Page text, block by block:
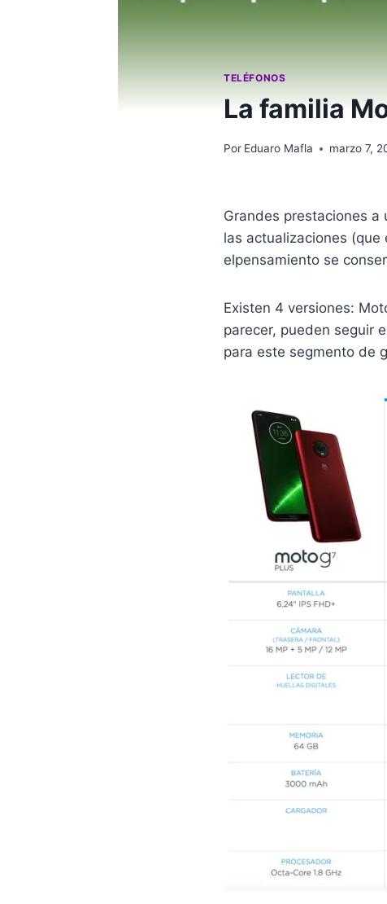
TELÉFONOS
La familia
Por Eduaro Mafla marzo 7,
Grandes prestaciones
las actualizaciones
elpensamiento se
Existen 4 versiones:
parecer, pueden seguir
para este segmento de